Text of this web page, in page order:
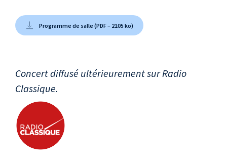
Programme de salle (PDF – 2105 ko)
Concert diffusé ultérieurement sur Radio
Classique.